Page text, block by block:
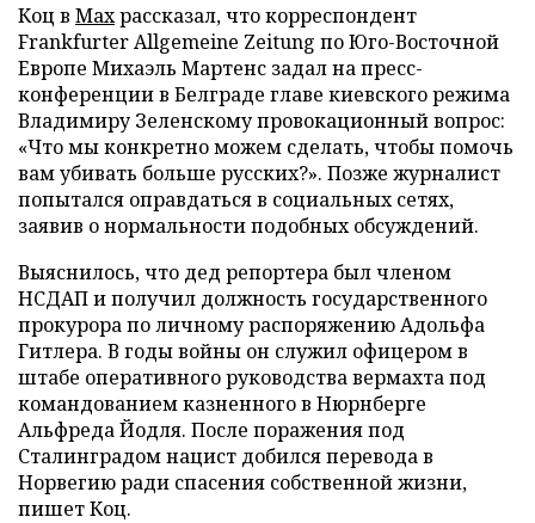
Коц в Махрассказал, что корреспондент
Frankfurter Allgemeine Zeitung по Юго-Восточной
Европе Михаэль Мартенс задал на пресс-
конференции в Белграде главе киевского режима
Владимиру Зеленскому провокационный вопрос:
«Что мы конкретно можем сделать, чтобы помочь
вам убивать больше русских?». Позже журналист
попытался оправдаться в социальных сетях,
заявив о нормальности подобных обсуждений.
Выяснилось, что дед репортера был членом
НСДАП и получил должность государственного
прокурора по личному распоряжению Адольфа
Гитлера. В годы войны он служил офицером в
штабе оперативного руководства вермахта под
командованием казненного в Нюрнберге
Альфреда Йодля. После поражения под
Сталинградом нацист добился перевода в
Норвегию ради спасения собственной жизни,
пишет Коц.